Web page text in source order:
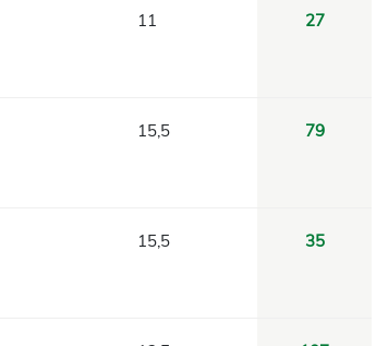
11 27
15,5 79
15,5 35